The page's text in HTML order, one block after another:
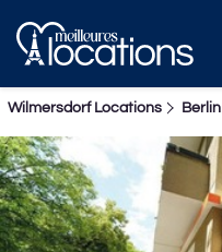
Wilmersdorf Locations Berlin